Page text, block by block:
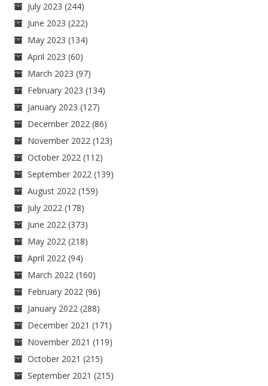
July 2023 (244)
June 2023 (222)
May 2023 (134)
April 2023 (60)
March 2023 (97)
February 2023 (134)
January 2023 (127)
December 2022 (86)
November 2022 (123)
October 2022 (112)
September 2022 (139)
August 2022 (159)
July 2022 (178)
June 2022 (373)
May 2022 (218)
April 2022 (94)
March 2022 (160)
February 2022 (96)
January 2022 (288)
December 2021 (171)
November 2021 (119)
October 2021 (215)
September 2021 (215)